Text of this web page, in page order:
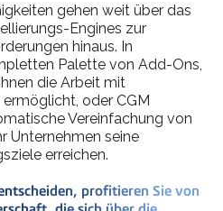
gehen weit über das
Engines zur
hinaus. In
Palette von Add-Ons,
die Arbeit mit
oder CGM
Vereinfachung von
Unternehmen seine
erreichen.
profitieren Sie von